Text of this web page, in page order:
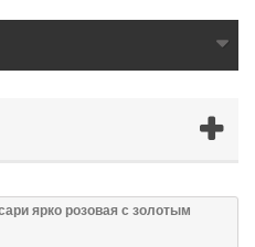
ярко розовая с золотым